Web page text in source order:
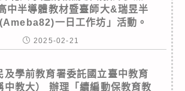
中半導體教材暨臺師大&瑞昱半
一日工作坊」活動。
2025-02-21
及學前教育署委託國立臺中教育
中教大） 辦理「續編動保教育教